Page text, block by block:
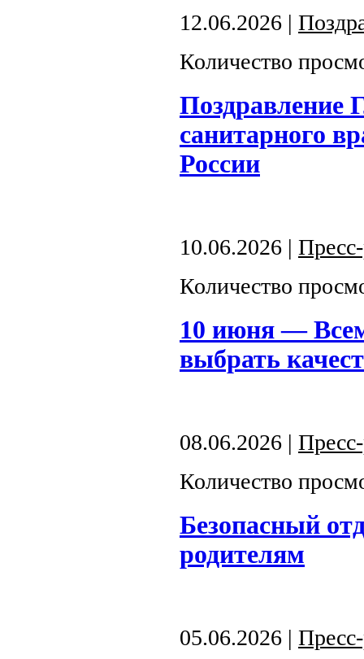
12.06.2026 |
Количество
Поздравление
санитарного
России
10.06.2026 |
Количество
10 июня —
выбрать
08.06.2026 |
Количество
Безопасный
родителям
05.06.2026 |